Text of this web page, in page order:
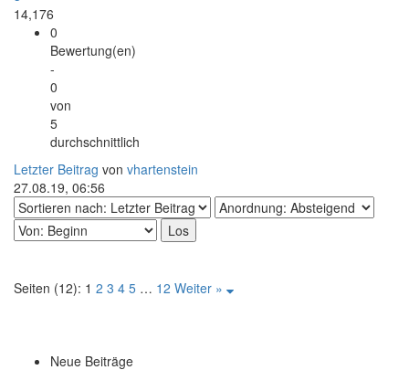
14,176
0
Bewertung(en)
-
0
von
5
durchschnittlich
Letzter Beitrag von vhartenstein
27.08.19, 06:56
Seiten (12): 1 2 3 4 5 … 12 Weiter »
Neue Beiträge